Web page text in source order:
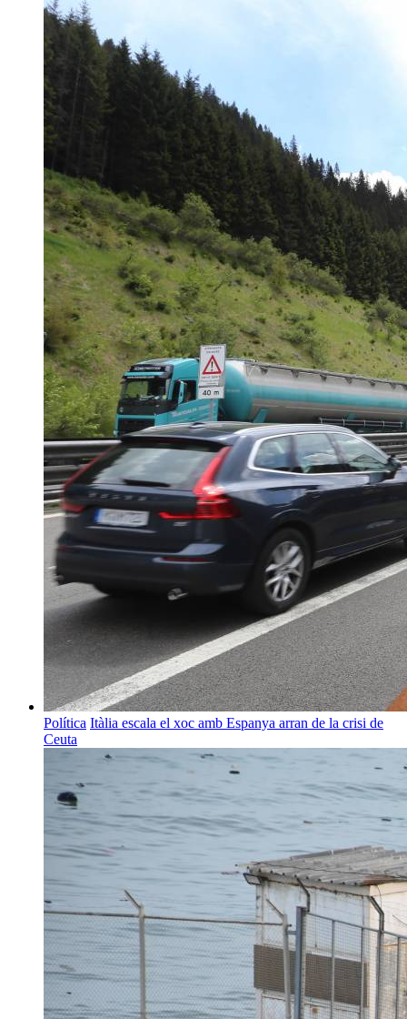
Política Itàlia escala el xoc amb Espanya arran de la crisi de
Ceuta